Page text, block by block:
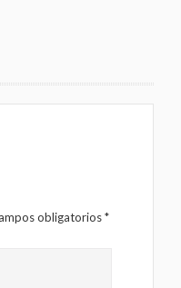
obligatorios*